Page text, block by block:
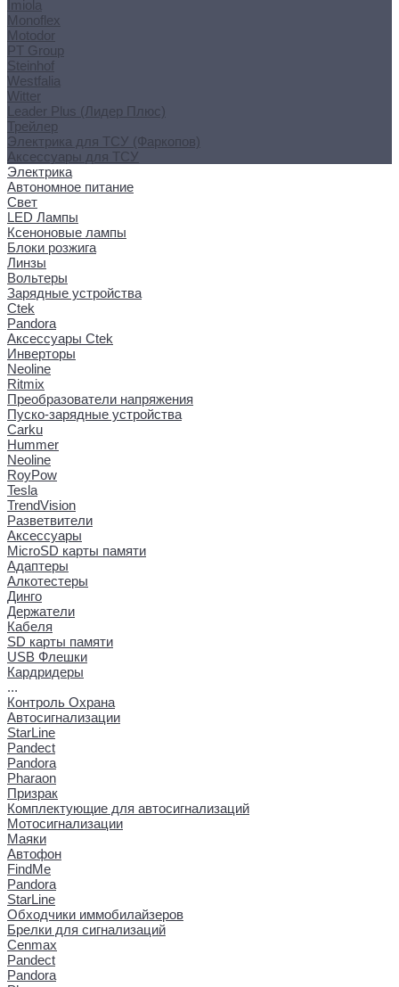
Imiola
Monoflex
Motodor
PT Group
Steinhof
Westfalia
Witter
Leader Plus (Лидер Плюс)
Трейлер
Электрика для ТСУ (Фаркопов)
Аксессуары для ТСУ
Электрика
Автономное питание
Свет
LED Лампы
Ксеноновые лампы
Блоки розжига
Линзы
Вольтеры
Зарядные устройства
Ctek
Pandora
Аксессуары Ctek
Инверторы
Neoline
Ritmix
Преобразователи напряжения
Пуско-зарядные устройства
Carku
Hummer
Neoline
RoyPow
Tesla
TrendVision
Разветвители
Аксессуары
MicroSD карты памяти
Адаптеры
Алкотестеры
Динго
Держатели
Кабеля
SD карты памяти
USB Флешки
Кардридеры
...
Контроль Охрана
Автосигнализации
StarLine
Pandect
Pandora
Pharaon
Призрак
Комплектующие для автосигнализаций
Мотосигнализации
Маяки
Автофон
FindMe
Pandora
StarLine
Обходчики иммобилайзеров
Брелки для сигнализаций
Cenmax
Pandect
Pandora